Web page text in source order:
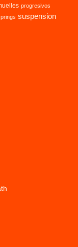
progresivos
suspension